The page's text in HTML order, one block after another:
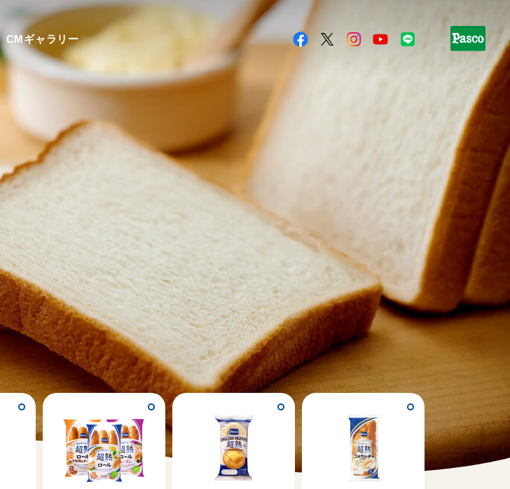
CMギャラリー
超熟イングリッシュマフィン